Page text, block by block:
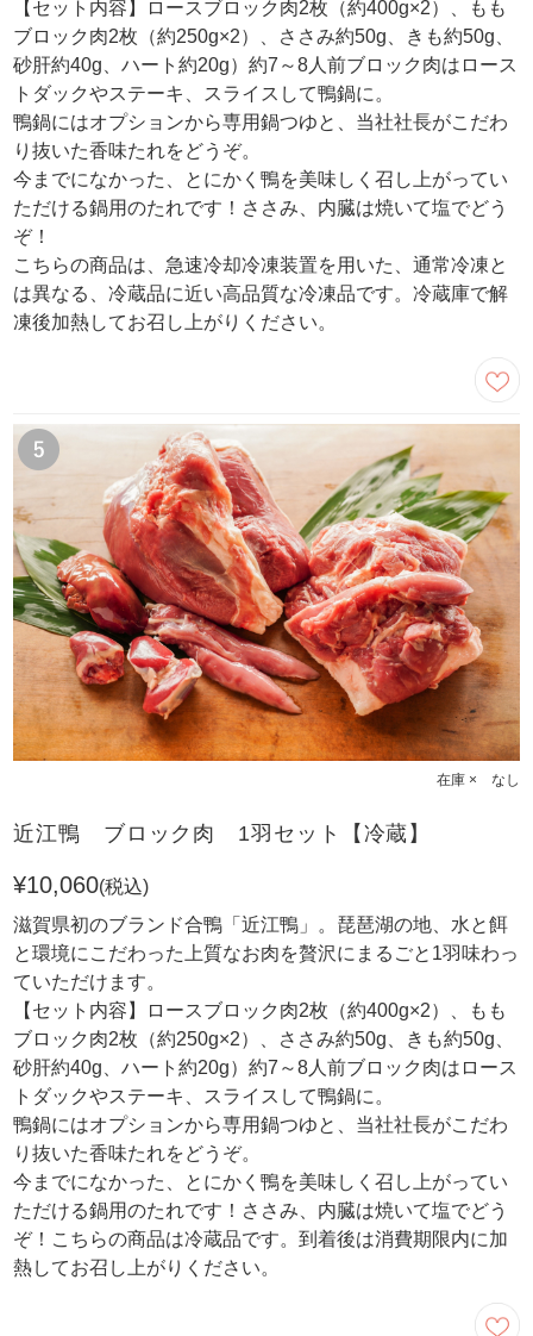
【セット内容】ロースブロック肉2枚（約400g×2）、もも
ブロック肉2枚（約250g×2）、ささみ約50g、きも約50g、
砂肝約40g、ハート約20g）約7～8人前ブロック肉はロース
トダックやステーキ、スライスして鴨鍋に。
鴨鍋にはオプションから専用鍋つゆと、当社社長がこだわ
り抜いた香味たれをどうぞ。
今までになかった、とにかく鴨を美味しく召し上がってい
ただける鍋用のたれです！ささみ、内臓は焼いて塩でどう
ぞ！
こちらの商品は、急速冷却冷凍装置を用いた、通常冷凍と
は異なる、冷蔵品に近い高品質な冷凍品です。冷蔵庫で解
凍後加熱してお召し上がりください。
在庫 × なし
近江鴨 ブロック肉 1羽セット【冷蔵】
¥10,060(税込)
滋賀県初のブランド合鴨「近江鴨」。琵琶湖の地、水と餌
と環境にこだわった上質なお肉を贅沢にまるごと1羽味わっ
ていただけます。
【セット内容】ロースブロック肉2枚（約400g×2）、もも
ブロック肉2枚（約250g×2）、ささみ約50g、きも約50g、
砂肝約40g、ハート約20g）約7～8人前ブロック肉はロース
トダックやステーキ、スライスして鴨鍋に。
鴨鍋にはオプションから専用鍋つゆと、当社社長がこだわ
り抜いた香味たれをどうぞ。
今までになかった、とにかく鴨を美味しく召し上がってい
ただける鍋用のたれです！ささみ、内臓は焼いて塩でどう
ぞ！こちらの商品は冷蔵品です。到着後は消費期限内に加
熱してお召し上がりください。